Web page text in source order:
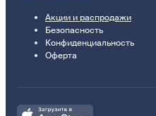
Акции и распродажи
Безопасность
Конфиденциальность
Оферта